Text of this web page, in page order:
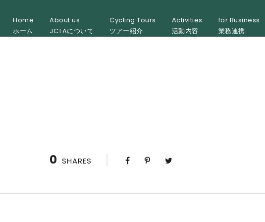
Home
ホーム
About us
JCTAについて
Cycling Tours
ツアー紹介
Activities
活動内容
for Business
業務連携
0 SHARES